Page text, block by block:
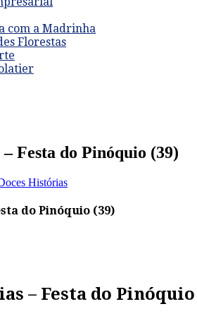
com a Madrinha
Florestas
Festa do Pinóquio (39)
Histórias
do Pinóquio (39)
– Festa do Pinóquio